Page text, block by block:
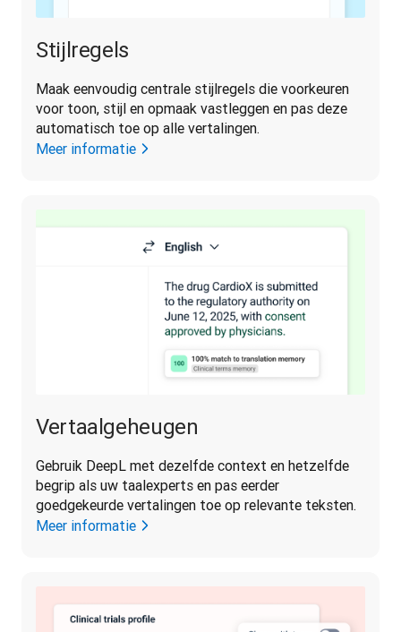
Stijlregels
Maak eenvoudig centrale stijlregels die voorkeuren
voor toon, stijl en opmaak vastleggen en pas deze
automatisch toe op alle vertalingen.
Meer informatie
Vertaalgeheugen
Gebruik DeepL met dezelfde context en hetzelfde
begrip als uw taalexperts en pas eerder
goedgekeurde vertalingen toe op relevante teksten.
Meer informatie